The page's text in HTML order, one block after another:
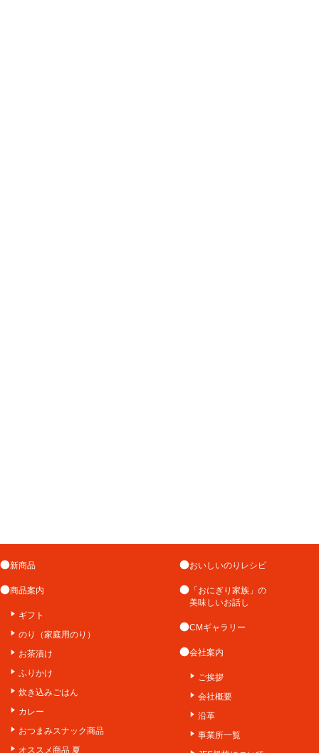
新商品
商品案内
ギフト
のり（家庭用のり）
お茶漬け
ふりかけ
炊き込みごはん
カレー
おつまみスナック商品
オススメ商品 夏
おいしいのりレシピ
「おにぎり家族」の
美味しいお話し
CMギャラリー
会社案内
ご挨拶
会社概要
沿革
事業所一覧